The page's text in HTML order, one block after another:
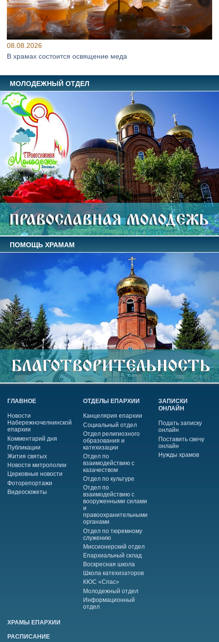
08.08.2026
В храмах состоится освящение меда
МОЛОДЕЖНЫЙ ОТДЕЛ
ПОМОЩЬ ХРАМАМ
ГЛАВНОЕ
Новости
Набережночелнинской
епархии
Комментарий дня
Публикации
Жития святых
Новости митрополии
Церковные новости
Фоторепортажи
Видеосюжеты
ОТДЕЛЫ ЕПАРХИИ
Канцелярия епархии
Социальный отдел
Отдел религиозного
образования и
катехизации
Отдел по
взаимодействию с
казачеством
Отдел по культуре
Отдел по
взаимодействию с
вооруженными силами
и
правоохранительными
органами
Отдел по тюремному
служению
Миссионерский отдел
Епархиальный склад
Воскресная школа
Школа катехизаторов
КЮС «Спас»
Молодежный отдел
Информационный
отдел
ЗАПИСКИ
ОНЛАЙН
Подать записку
онлайн
Поставить свечу
онлайн
Нужды храмов
ХРАМЫ ЕПАРХИИ
РАСПИСАНИЕ